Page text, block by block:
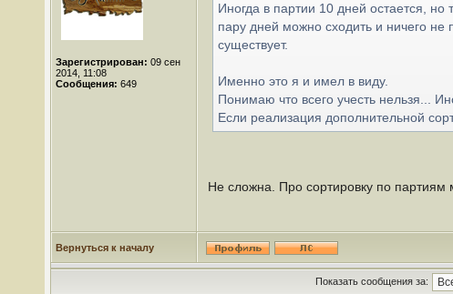
Зарегистрирован: 09 сен
2014, 11:08
Сообщения: 649
Иногда в партии 10 дней остается,
пару дней можно сходить и ничего не
существует.
Именно это я и имел в виду.
Понимаю что всего учесть нельзя...
Если реализация дополнительной
Не сложна. Про сортировку по партиям
Вернуться к началу
Показать сообщения за: